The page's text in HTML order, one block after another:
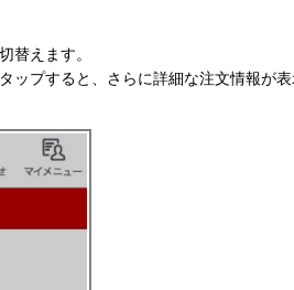
替えます。
ップすると、さらに詳細な注文情報が